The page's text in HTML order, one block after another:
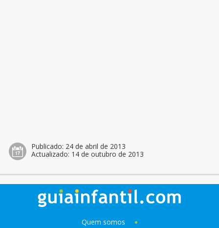
Publicado: 24 de abril de 2013
Actualizado: 14 de outubro de 2013
Quem somos